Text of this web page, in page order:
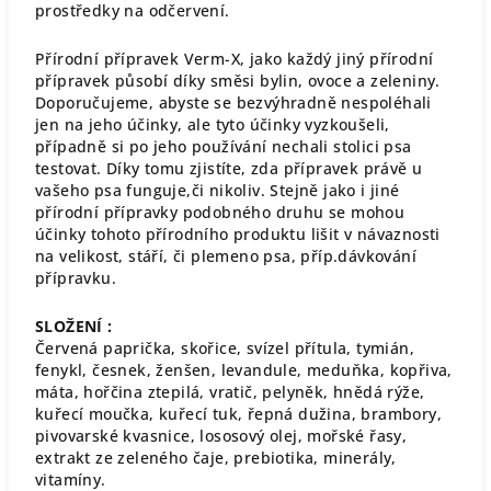
prostředky na odčervení.
Přírodní přípravek Verm-X, jako každý jiný přírodní
přípravek působí díky směsi bylin, ovoce a zeleniny.
Doporučujeme, abyste se bezvýhradně nespoléhali
jen na jeho účinky, ale tyto účinky vyzkoušeli,
případně si po jeho používání nechali stolici psa
testovat. Díky tomu zjistíte, zda přípravek právě u
vašeho psa funguje,či nikoliv. Stejně jako i jiné
přírodní přípravky podobného druhu se mohou
účinky tohoto přírodního produktu lišit v návaznosti
na velikost, stáří, či plemeno psa, příp.dávkování
přípravku.
SLOŽENÍ :
Červená paprička, skořice, svízel přítula, tymián,
fenykl, česnek, ženšen, levandule, meduňka, kopřiva,
máta, hořčina ztepilá, vratič, pelyněk, hnědá rýže,
kuřecí moučka, kuřecí tuk, řepná dužina, brambory,
pivovarské kvasnice, lososový olej, mořské řasy,
extrakt ze zeleného čaje, prebiotika, minerály,
vitamíny.